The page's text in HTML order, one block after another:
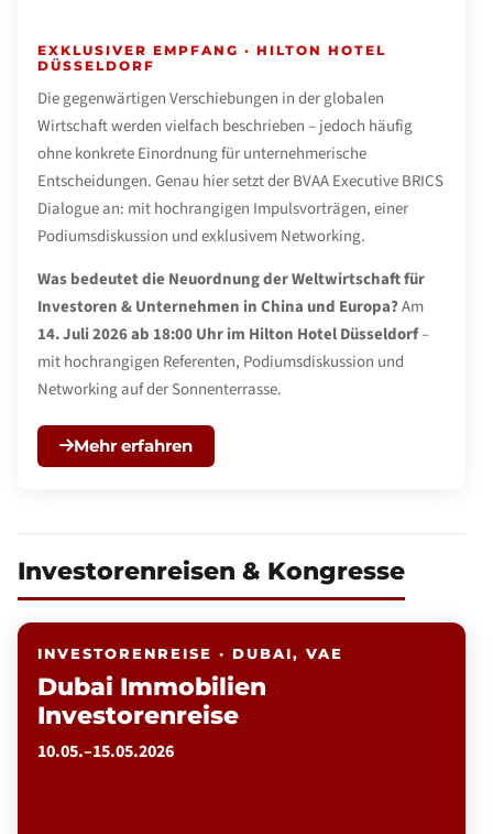
EXKLUSIVER EMPFANG · HILTON HOTEL
DÜSSELDORF
Die gegenwärtigen Verschiebungen in der globalen
Wirtschaft werden vielfach beschrieben – jedoch häufig
ohne konkrete Einordnung für unternehmerische
Entscheidungen. Genau hier setzt der BVAA Executive BRICS
Dialogue an: mit hochrangigen Impulsvorträgen, einer
Podiumsdiskussion und exklusivem Networking.
Was bedeutet die Neuordnung der Weltwirtschaft für
Investoren & Unternehmen in China und Europa?Am
14. Juli 2026 ab 18:00 Uhr im Hilton Hotel Düsseldorf–
mit hochrangigen Referenten, Podiumsdiskussion und
Networking auf der Sonnenterrasse.
Mehr erfahren
Investorenreisen & Kongresse
INVESTORENREISE · DUBAI, VAE
Dubai Immobilien
Investorenreise
10.05.–15.05.2026